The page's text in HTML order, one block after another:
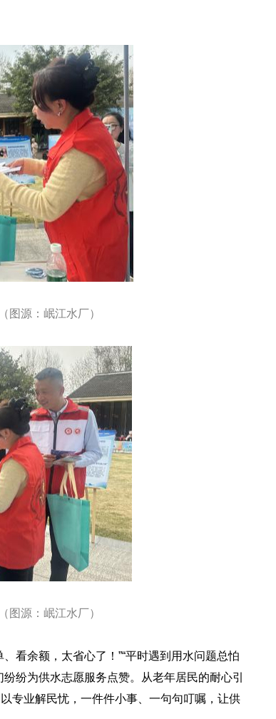
图源：岷江水厂）
图源：岷江水厂）
看余额，太省心了！”“平时遇到用水问题总怕
纷为供水志愿服务点赞。从老年居民的耐心引
专业解民忧，一件件小事、一句句叮嘱，让供